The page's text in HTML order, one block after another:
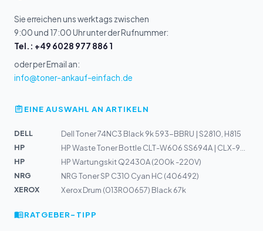
Sie erreichen uns werktags zwischen
9:00 und 17:00 Uhr unter der Rufnummer:
Tel.: +49 6028 977 886 1
oder per Email an:
info@toner-ankauf-einfach.de
EINE AUSWAHL AN ARTIKELN
DELL
Dell Toner 74NC3 Black 9k 593-BBRU | S2810, H815
HP
HP
HP Wartungskit Q2430A (200k -220V)
NRG
NRG Toner SP C310 Cyan HC (406492)
XEROX
Xerox Drum (013R00657) Black 67k
RATGEBER-TIPP